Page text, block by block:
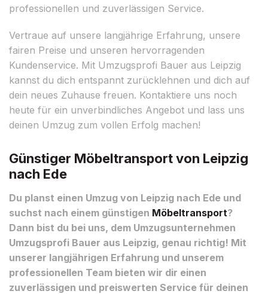
professionellen und zuverlässigen Service.
Vertraue auf unsere langjährige Erfahrung, unsere
fairen Preise und unseren hervorragenden
Kundenservice. Mit Umzugsprofi Bauer aus Leipzig
kannst du dich entspannt zurücklehnen und dich auf
dein neues Zuhause freuen. Kontaktiere uns noch
heute für ein unverbindliches Angebot und lass uns
deinen Umzug zum vollen Erfolg machen!
Günstiger Möbeltransport von Leipzig
nach Ede
Du planst einen Umzug von Leipzig nach Ede und
suchst nach einem günstigen Möbeltransport?
Dann bist du bei uns, dem Umzugsunternehmen
Umzugsprofi Bauer aus Leipzig, genau richtig! Mit
unserer langjährigen Erfahrung und unserem
professionellen Team bieten wir dir einen
zuverlässigen und preiswerten Service für deinen